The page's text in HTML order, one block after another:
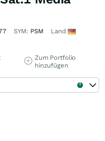
SYM: PSM Land
Zum Portfolio
hinzufügen